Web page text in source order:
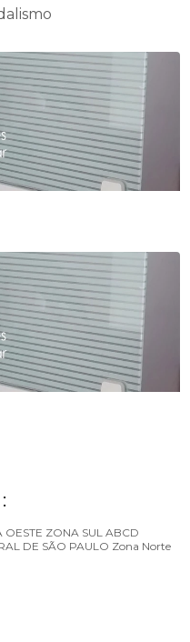
OESTE ZONA SUL ABCD
DE SÃO PAULO Zona Norte